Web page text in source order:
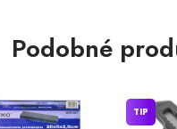
Podobné
TIP